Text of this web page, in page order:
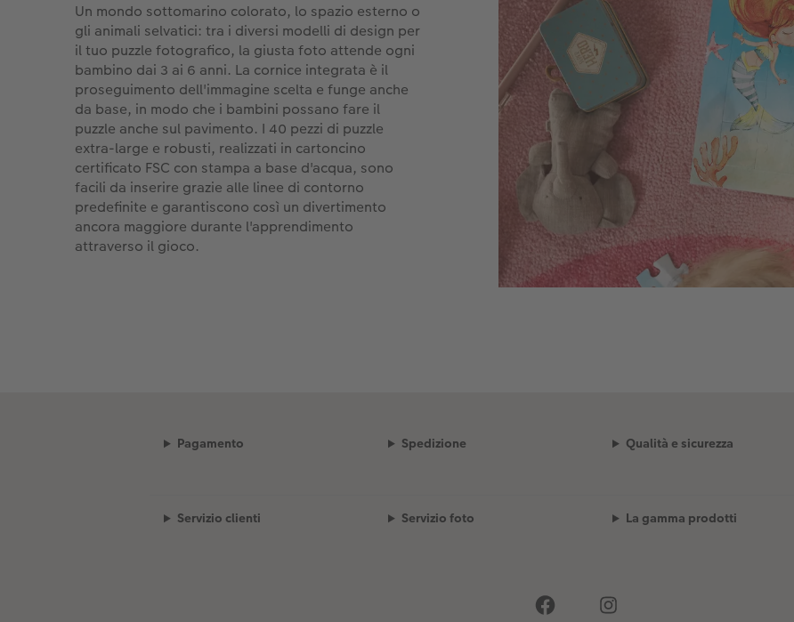
Un mondo sottomarino colorato, lo spazio esterno o
gli animali selvatici: tra i diversi modelli di design per
il tuo puzzle fotografico, la giusta foto attende ogni
bambino dai 3 ai 6 anni. La cornice integrata è il
proseguimento dell'immagine scelta e funge anche
da base, in modo che i bambini possano fare il
puzzle anche sul pavimento. I 40 pezzi di puzzle
extra-large e robusti, realizzati in cartoncino
certificato FSC con stampa a base d'acqua, sono
facili da inserire grazie alle linee di contorno
predefinite e garantiscono così un divertimento
ancora maggiore durante l'apprendimento
attraverso il gioco.
Pagamento Spedizione Qualità e sicurezza
Servizio clienti Servizio foto La gamma prodotti